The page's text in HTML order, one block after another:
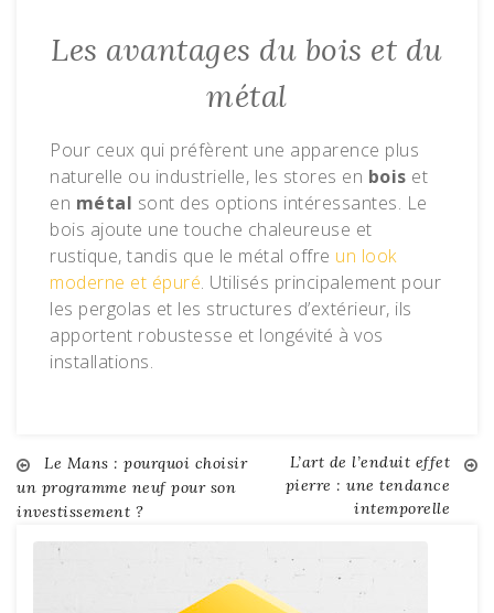
Les avantages du bois et du
métal
Pour ceux qui préfèrent une apparence plus
naturelle ou industrielle, les stores en bois et
en métal sont des options intéressantes. Le
bois ajoute une touche chaleureuse et
rustique, tandis que le métal offre un look
moderne et épuré. Utilisés principalement pour
les pergolas et les structures d’extérieur, ils
apportent robustesse et longévité à vos
installations.
Navigation
de
Le Mans : pourquoi choisir
un programme neuf pour son
investissement ?
L’art de l’enduit effet
pierre : une tendance
intemporelle